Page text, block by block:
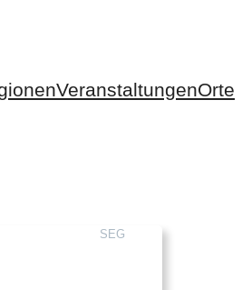
VeranstaltungenOrte
SEG